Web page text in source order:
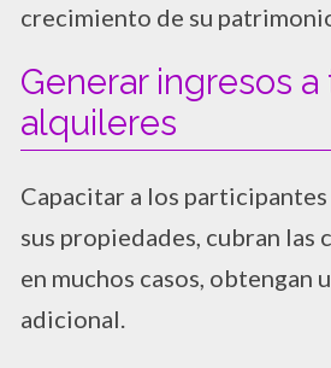
crecimiento de su
Generar ingresos a
alquileres
Capacitar a los
sus propiedades, cubran las
en muchos casos, obtengan
adicional.